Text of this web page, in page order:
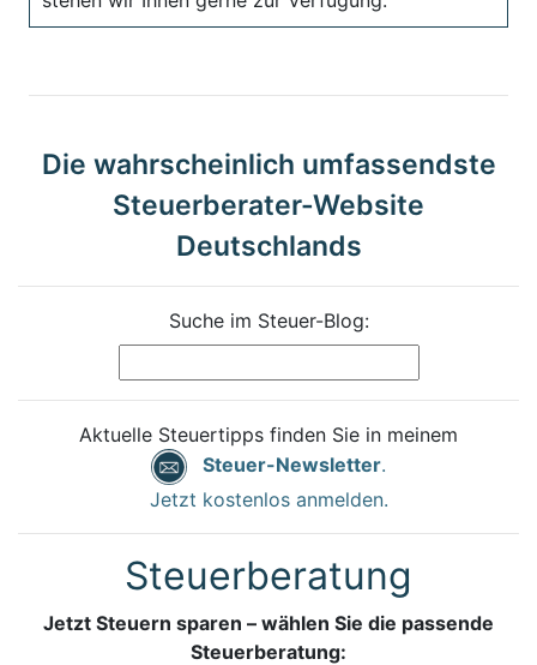
Die wahrscheinlich umfassendste
Steuerberater-Website
Deutschlands
Suche im Steuer-Blog:
Aktuelle Steuertipps finden Sie in meinem
Steuer-Newsletter.
Jetzt kostenlos anmelden.
Steuerberatung
Jetzt Steuern sparen – wählen Sie die passende
Steuerberatung: